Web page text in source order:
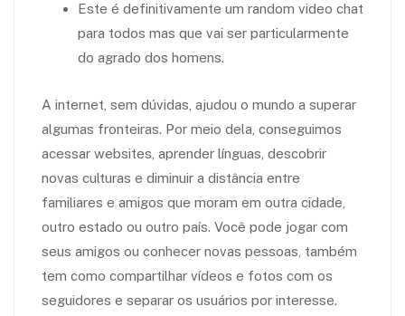
Este é definitivamente um random video chat
para todos mas que vai ser particularmente
do agrado dos homens.
A internet, sem dúvidas, ajudou o mundo a superar
algumas fronteiras. Por meio dela, conseguimos
acessar websites, aprender línguas, descobrir
novas culturas e diminuir a distância entre
familiares e amigos que moram em outra cidade,
outro estado ou outro país. Você pode jogar com
seus amigos ou conhecer novas pessoas, também
tem como compartilhar vídeos e fotos com os
seguidores e separar os usuários por interesse.